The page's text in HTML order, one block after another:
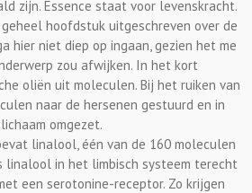
zijn. Essence staat voor levenskracht.
hoofdstuk uitgeschreven over de
hier niet diep op ingaan, gezien het me
zou afwijken. In het kort
oliën uit moleculen. Bij het ruiken van
naar de hersenen gestuurd en in
omgezet.
linalool, één van de 160 moleculen
linalool in het limbisch systeem terecht
een serotonine-receptor. Zo krijgen